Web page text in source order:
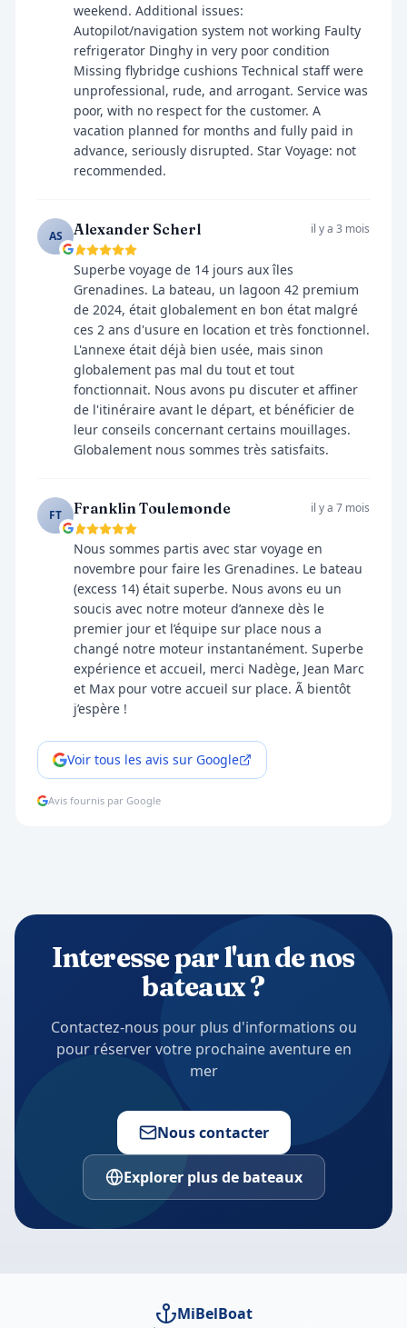
weekend. Additional issues:
Autopilot/navigation system not working Faulty
refrigerator Dinghy in very poor condition
Missing flybridge cushions Technical staff were
unprofessional, rude, and arrogant. Service was
poor, with no respect for the customer. A
vacation planned for months and fully paid in
advance, seriously disrupted. Star Voyage: not
recommended.
AS Alexander Scherl il y a 3 mois
Superbe voyage de 14 jours aux îles
Grenadines. La bateau, un lagoon 42 premium
de 2024, était globalement en bon état malgré
ces 2 ans d'usure en location et très fonctionnel.
L'annexe était déjà bien usée, mais sinon
globalement pas mal du tout et tout
fonctionnait. Nous avons pu discuter et affiner
de l'itinéraire avant le départ, et bénéficier de
leur conseils concernant certains mouillages.
Globalement nous sommes très satisfaits.
FT Franklin Toulemonde il y a 7 mois
Nous sommes partis avec star voyage en
novembre pour faire les Grenadines. Le bateau
(excess 14) était superbe. Nous avons eu un
soucis avec notre moteur d’annexe dès le
premier jour et l’équipe sur place nous a
changé notre moteur instantanément. Superbe
expérience et accueil, merci Nadège, Jean Marc
et Max pour votre accueil sur place. Ã bientôt
j’espère !
Voir tous les avis sur Google
Avis fournis par Google
Interesse par l'un de nos
bateaux ?
Contactez-nous pour plus d'informations ou
pour réserver votre prochaine aventure en
mer
Nous contacter
Explorer plus de bateaux
MiBelBoat